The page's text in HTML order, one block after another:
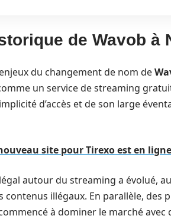
de Wavob à
du changement de nom de
un service de streaming
d’accès et de son large
site pour Tirexo est en
autour du streaming a évolué,
illégaux. En parallèle, des
à dominer le marché avec